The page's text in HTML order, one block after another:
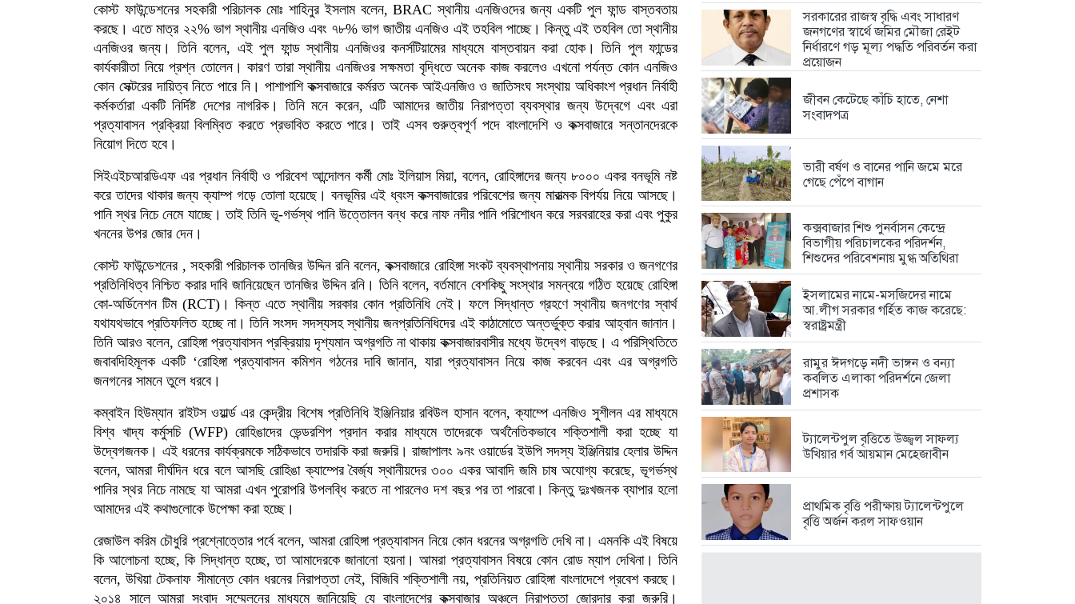
কোস্ট ফাউন্ডেশনের সহকারী পরিচালক মোঃ শাহিনুর ইসলাম বলেন, BRAC স্থানীয় এনজিওদের জন্য একটি পুল ফান্ড বাস্তবতায়
করছে। এতে মাত্র ২২% ভাগ স্থানীয় এনজিও এবং ৭৮% ভাগ জাতীয় এনজিও এই তহবিল পাচ্ছে। কিন্তু এই তহবিল তো স্থানীয়
এনজিওর জন্য। তিনি বলেন, এই পুল ফান্ড স্থানীয় এনজিওর কনর্সটিয়ামের মাধ্যমে বাস্তবায়ন করা হোক। তিনি পুল ফান্ডের
কার্যকারীতা নিয়ে প্রশ্ন তোলেন। কারণ তারা স্থানীয় এনজিওর সক্ষমতা বৃদ্ধিতে অনেক কাজ করলেও এখনো পর্যন্ত কোন এনজিও
কোন সেক্টরের দায়িত্ব নিতে পারে নি। পাশাপাশি কক্সবাজারে কর্মরত অনেক আইএনজিও ও জাতিসংঘ সংস্থায় অধিকাংশ প্রধান নির্বাহী
কর্মকর্তারা একটি নির্দিষ্ট দেশের নাগরিক। তিনি মনে করেন, এটি আমাদের জাতীয় নিরাপত্তা ব্যবস্থার জন্য উদ্বেগে এবং এরা
প্রত্যাবাসন প্রক্রিয়া বিলম্বিত করতে প্রভাবিত করতে পারে। তাই এসব গুরুত্বপূর্ণ পদে বাংলাদেশি ও কক্সবাজারে সন্তানদেরকে
নিয়োগ দিতে হবে।
সিইএইচআরডিএফ এর প্রধান নির্বাহী ও পরিবেশ আন্দোলন কর্মী মোঃ ইলিয়াস মিয়া, বলেন, রোহিঙ্গাদের জন্য ৮০০০ একর বনভূমি নষ্ট
করে তাদের থাকার জন্য ক্যাম্প গড়ে তোলা হয়েছে। বনভূমির এই ধ্বংস কক্সবাজারের পরিবেশের জন্য মারাত্মক বিপর্যয় নিয়ে আসছে।
পানি স্থর নিচে নেমে যাচ্ছে। তাই তিনি ভূ-গর্ভস্থ পানি উত্তোলন বন্ধ করে নাফ নদীর পানি পরিশোধন করে সরবরাহের করা এবং পুকুর
খননের উপর জোর দেন।
কোস্ট ফাউন্ডেশনের , সহকারী পরিচালক তানজির উদ্দিন রনি বলেন, কক্সবাজারে রোহিঙ্গা সংকট ব্যবস্থাপনায় স্থানীয় সরকার ও জনগণের
প্রতিনিধিত্ব নিশ্চিত করার দাবি জানিয়েছেন তানজির উদ্দিন রনি। তিনি বলেন, বর্তমানে বেশকিছু সংস্থার সমন্বয়ে গঠিত হয়েছে রোহিঙ্গা
কো-অর্ডিনেশন টিম (RCT)। কিন্ত এতে স্থানীয় সরকার কোন প্রতিনিধি নেই। ফলে সিদ্ধান্ত গ্রহণে স্থানীয় জনগণের স্বার্থ
যথাযথভাবে প্রতিফলিত হচ্ছে না। তিনি সংসদ সদস্যসহ স্থানীয় জনপ্রতিনিধিদের এই কাঠামোতে অন্তর্ভুক্ত করার আহ্বান জানান।
তিনি আরও বলেন, রোহিঙ্গা প্রত্যাবাসন প্রক্রিয়ায় দৃশ্যমান অগ্রগতি না থাকায় কক্সবাজারবাসীর মধ্যে উদ্বেগ বাড়ছে। এ পরিস্থিতিতে
জবাবদিহিমূলক একটি ‘রোহিঙ্গা প্রত্যাবাসন কমিশন গঠনের দাবি জানান, যারা প্রত্যাবাসন নিয়ে কাজ করবেন এবং এর অগ্রগতি
জনগনের সামনে তুলে ধরবে।
কম্বাইন হিউম্যান রাইটস ওয়ার্ল্ড এর কেন্দ্রীয় বিশেষ প্রতিনিধি ইঞ্জিনিয়ার রবিউল হাসান বলেন, ক্যাম্পে এনজিও সুশীলন এর মাধ্যমে
বিশ্ব খাদ্য কর্মুসচি (WFP) রোহিঙাদের ভেন্ডরশিপ প্রদান করার মাধ্যমে তাদেরকে অর্থনৈতিকভাবে শক্তিশালী করা হচ্ছে যা
উদ্বেগজনক। এই ধরনের কার্যক্রমকে সঠিকভাবে তদারকি করা জরুরি। রাজাপালং ৯নং ওয়ার্ডের ইউপি সদস্য ইঞ্জিনিয়ার হেলার উদ্দিন
বলেন, আমরা দীর্ঘদিন ধরে বলে আসছি রোহিঙা ক্যাম্পের বৈর্জ্য স্থানীয়দের ৩০০ একর আবাদি জমি চাষ অযোগ্য করেছে, ভূগর্ভস্থ
পানির স্থর নিচে নামছে যা আমরা এখন পুরোপরি উপলব্ধি করতে না পারলেও দশ বছর পর তা পারবো। কিন্তু দুঃখজনক ব্যাপার হলো
আমাদের এই কথাগুলোকে উপেক্ষা করা হচ্ছে।
রেজাউল করিম চৌধুরি প্রশ্নোত্তোর পর্বে বলেন, আমরা রোহিঙ্গা প্রত্যাবাসন নিয়ে কোন ধরনের অগ্রগতি দেখি না। এমনকি এই বিষয়ে
কি আলোচনা হচ্ছে, কি সিদ্ধান্ত হচ্ছে, তা আমাদেরকে জানানো হয়না। আমরা প্রত্যাবাসন বিষয়ে কোন রোড ম্যাপ দেখিনা। তিনি
বলেন, উখিয়া টেকনাফ সীমান্তে কোন ধরনের নিরাপত্তা নেই, বিজিবি শক্তিশালী নয়, প্রতিনিয়ত রোহিঙ্গা বাংলাদেশে প্রবেশ করছে।
২০১৪ সালে আমরা সংবাদ সম্মেলনের মাধ্যমে জানিয়েছি যে বাংলাদেশের কক্সবাজার অঞ্চলে নিরাপত্তা জোরদার করা জরুরি।
সরকারের রাজস্ব বৃদ্ধি এবং সাধারণ
জনগণের স্বার্থে জমির মৌজা রেইট
নির্ধারণে গড় মূল্য পদ্ধতি পরিবর্তন করা
প্রয়োজন
জীবন কেটেছে কাঁচি হাতে, নেশা
সংবাদপত্র
ভারী বর্ষণ ও বানের পানি জমে মরে
গেছে পেঁপে বাগান
কক্সবাজার শিশু পুনর্বাসন কেন্দ্রে
বিভাগীয় পরিচালকের পরিদর্শন,
শিশুদের পরিবেশনায় মুগ্ধ অতিথিরা
ইসলামের নামে-মসজিদের নামে
আ.লীগ সরকার গর্হিত কাজ করেছে:
স্বরাষ্ট্রমন্ত্রী
রামুর ঈদগড়ে নদী ভাঙ্গন ও বন্যা
কবলিত এলাকা পরিদর্শনে জেলা
প্রশাসক
ট্যালেন্টপুল বৃত্তিতে উজ্জ্বল সাফল্য
উখিয়ার গর্ব আয়মান মেহেজাবীন
প্রাথমিক বৃত্তি পরীক্ষায় ট্যালেন্টপুলে
বৃত্তি অর্জন করল সাফওয়ান